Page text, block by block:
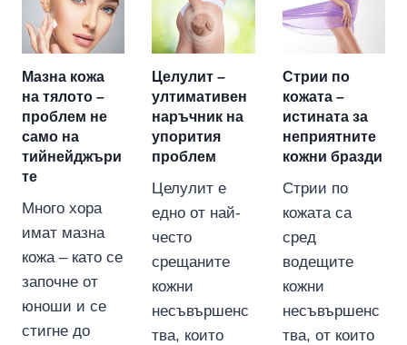
Мазна кожа
на тялото –
проблем не
само на
тийнейджъри
те
Много хора
имат мазна
кожа – като се
започне от
юноши и се
стигне до
Целулит –
ултимативен
наръчник на
упорития
проблем
Целулит е
едно от най-
често
срещаните
кожни
несъвършенс
тва, които
Стрии по
кожата –
истината за
неприятните
кожни бразди
Стрии по
кожата са
сред
водещите
кожни
несъвършенс
тва, от които